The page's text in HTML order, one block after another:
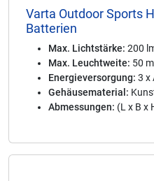
Varta Outdoor Sports
Batterien
Max. Lichtstärke: 200
Max. Leuchtweite: 50 m
Energieversorgung: 3 x
Gehäusematerial:
Abmessungen: (L x B x